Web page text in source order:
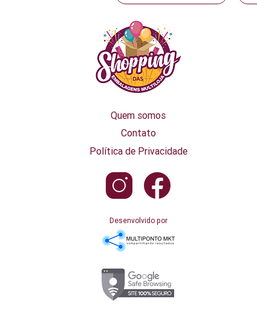
Contato
Quem somos
Política de Privacidade
Desenvolvido por